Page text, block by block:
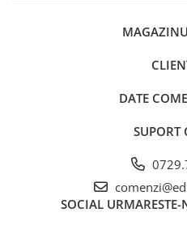
DATE
SUPORT
SOCIAL